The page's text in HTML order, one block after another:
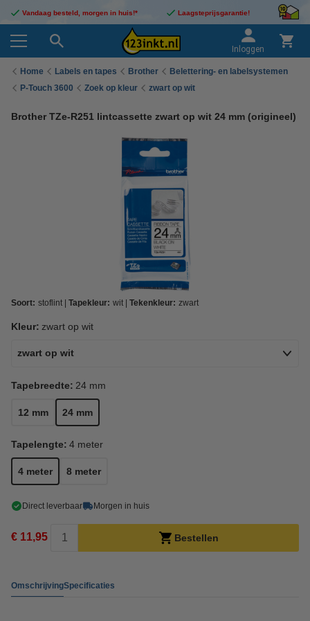
Vandaag besteld, morgen in huis!* Laagsteprijsgarantie!
Inloggen
Home Labels en tapes Brother
Belettering- en labelsystemen
P-Touch 3600
Zoek op kleur zwart op wit
Brother TZe-R251 lintcassette zwart op wit 24 mm (origineel)
Soort: stoflint Tapekleur: wit Tekenkleur: zwart
Kleur: zwart op wit
zwart op wit
Tapebreedte: 24 mm
12 mm 24 mm
Tapelengte: 4 meter
4 meter 8 meter
Direct leverbaar Morgen in huis
€ 11,95 Bestellen
OmschrijvingSpecificaties